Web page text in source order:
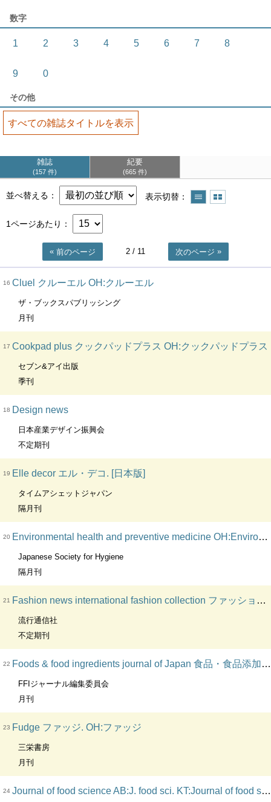
数字
1 2 3 4 5 6 7 8
9 0
その他
すべての雑誌タイトルを表示
雑誌
157 件
紀要
665 件
並べ替える 表示切替
1ページあたり
前のページ 2 / 11 次のページ
16 Cluel クルーエル OH:クルーエル
ザ・ブックスパブリッシング
月刊
17 Cookpad plus クックパッドプラス OH:クックパッドプラス
セブン&アイ出版
季刊
18 Design news
日本産業デザイン振興会
不定期刊
19 Elle decor エル・デコ. [日本版]
タイムアシェットジャパン
隔月刊
20 Environmental health and preventive medicine OH:Environ. Health Prev. Med.
Japanese Society for Hygiene
隔月刊
21 Fashion news international fashion collection ファッションニュース. OH:FN
流行通信社
不定期刊
22 Foods & food ingredients journal of Japan 食品・食品添加物研究誌 FFIジャーナル. CL:Foods and food ingredients journal of Japan. VT:FFIジャーナル
FFIジャーナル編集委員会
月刊
23 Fudge ファッジ. OH:ファッジ
三栄書房
月刊
24 Journal of food science AB:J. food sci. KT:Journal of food science